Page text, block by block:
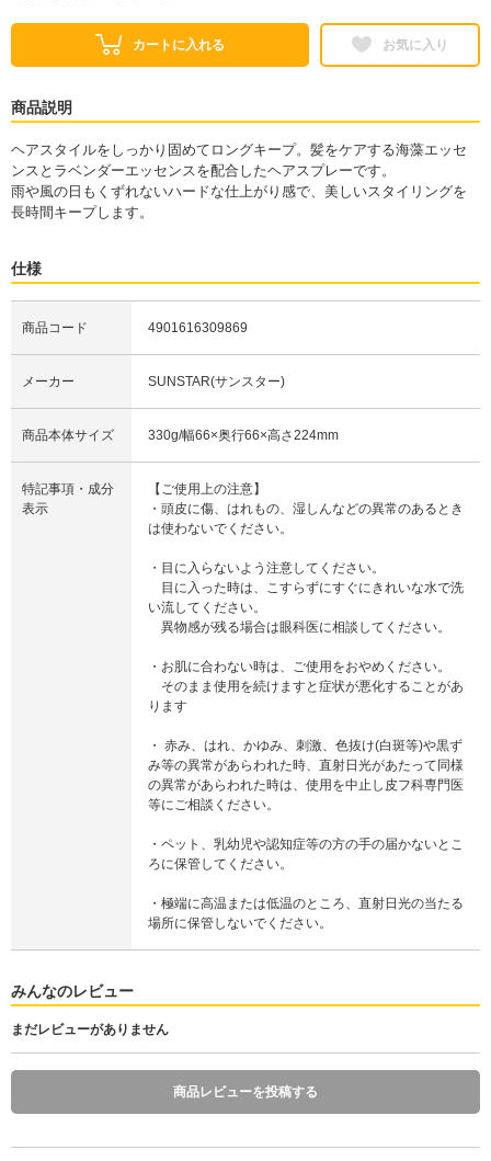
カートに入れる お気に入り
商品説明
ヘアスタイルをしっかり固めてロングキープ。髪をケアする海藻エッセ
ンスとラベンダーエッセンスを配合したヘアスプレーです。
雨や風の日もくずれないハードな仕上がり感で、美しいスタイリングを
長時間キープします。
仕様
商品コード 4901616309869
メーカー SUNSTAR(サンスター)
商品本体サイズ 330g/幅66×奥行66×高さ224mm
特記事項・成分
表示
【ご使用上の注意】
・頭皮に傷、はれもの、湿しんなどの異常のあるとき
は使わないでください。
・目に入らないよう注意してください。
目に入った時は、こすらずにすぐにきれいな水で洗
い流してください。
異物感が残る場合は眼科医に相談してください。
・お肌に合わない時は、ご使用をおやめください。
そのまま使用を続けますと症状が悪化することがあ
ります
・ 赤み、はれ、かゆみ、刺激、色抜け(白斑等)や黒ず
み等の異常があらわれた時、直射日光があたって同様
の異常があらわれた時は、使用を中止し皮フ科専門医
等にご相談ください。
・ペット、乳幼児や認知症等の方の手の届かないとこ
ろに保管してください。
・極端に高温または低温のところ、直射日光の当たる
場所に保管しないでください。
みんなのレビュー
まだレビューがありません
商品レビューを投稿する